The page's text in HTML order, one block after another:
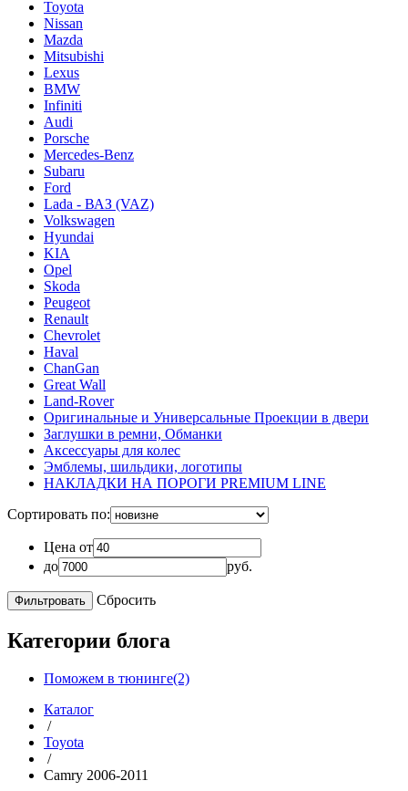
Toyota
Nissan
Mazda
Mitsubishi
Lexus
BMW
Infiniti
Audi
Porsche
Mercedes-Benz
Subaru
Ford
Lada - ВАЗ (VAZ)
Volkswagen
Hyundai
KIA
Opel
Skoda
Peugeot
Renault
Chevrolet
Haval
ChanGan
Great Wall
Land-Rover
Оригинальные и Универсальные Проекции в двери
Заглушки в ремни, Обманки
Аксессуары для колес
Эмблемы, шильдики, логотипы
НАКЛАДКИ НА ПОРОГИ PREMIUM LINE
Сортировать по:
Цена от
до
руб.
Сбросить
Категории блога
Поможем в тюнинге(2)
Каталог
/
Toyota
/
Camry 2006-2011